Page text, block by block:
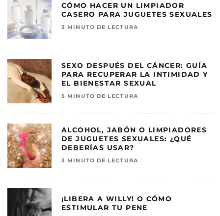
CÓMO HACER UN LIMPIADOR
CASERO PARA JUGUETES SEXUALES
3 MINUTO DE LECTURA
SEXO DESPUÉS DEL CÁNCER: GUÍA
PARA RECUPERAR LA INTIMIDAD Y
EL BIENESTAR SEXUAL
5 MINUTO DE LECTURA
ALCOHOL, JABÓN O LIMPIADORES
DE JUGUETES SEXUALES: ¿QUÉ
DEBERÍAS USAR?
3 MINUTO DE LECTURA
¡LIBERA A WILLY! O CÓMO
ESTIMULAR TU PENE